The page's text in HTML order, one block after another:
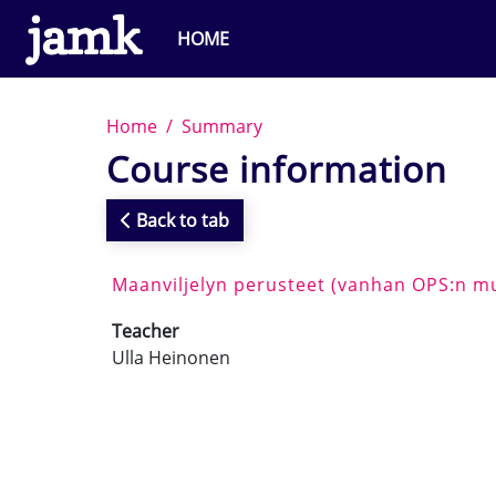
Skip to main content
HOME
Home Summary
Course information
Back to tab
Maanviljelyn perusteet (vanhan OPS:n
Teacher
Ulla Heinonen